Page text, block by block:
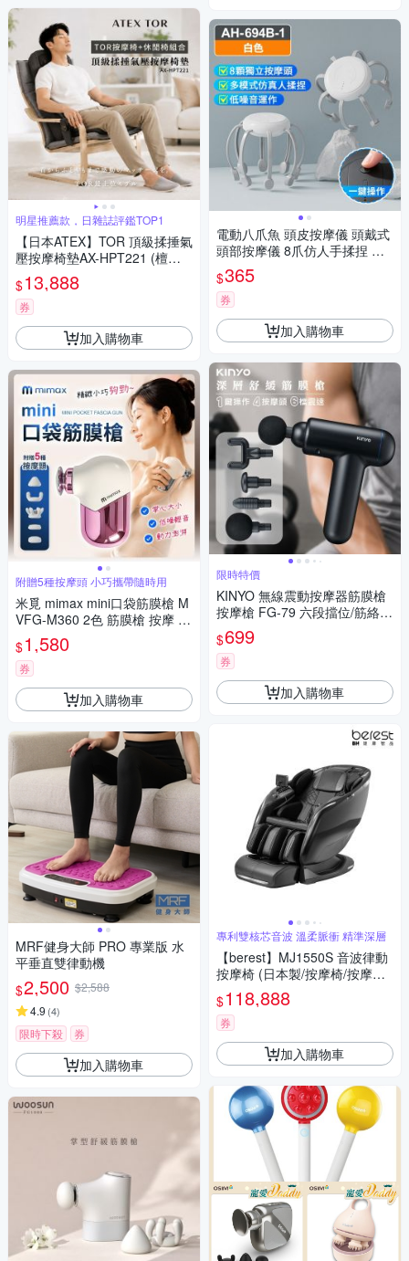
明星推薦款，日雜誌評鑑TOP1
【日本ATEX】TOR 頂級揉捶氣
壓按摩椅墊AX-HPT221 (檀木
黑/亞麻灰) 含休閒椅
$13,888
券
加入購物車
附贈5種按摩頭 小巧攜帶隨時用
米覓 mimax mini口袋筋膜槍 M
VFG-M360 2色 筋膜槍 按摩 健
身舒緩 按摩器材 按摩槍
$1,580
券
加入購物車
MRF健身大師 PRO 專業版 ⽔
平垂直雙律動機
$2,500 $2,588
4.9 (4)
限時下殺 券
加入購物車
電動八爪魚 頭皮按摩儀 頭戴式
頭部按摩儀 8爪仿人手揉捏 助
眠解壓放鬆神器 低噪音多模式
充電式
$365
券
加入購物車
限時特價
KINYO 無線震動按摩器筋膜槍
按摩槍 FG-79 六段擋位/筋絡舒
緩
$699
券
加入購物車
專利雙核芯音波 溫柔脈衝 精準深層
【berest】MJ1550S 音波律動
按摩椅 (日本製/按摩椅/按摩沙
發)
$118,888
券
加入購物車